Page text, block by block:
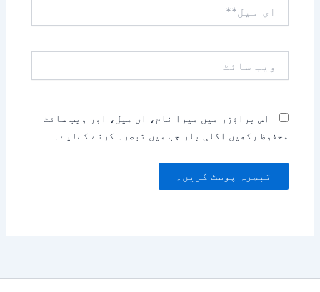
میل**
سائٹ
اس براؤزر میں میرا نام، ای میل، اور ویب سائٹ
محفوظ رکھیں اگلی بار جب میں تبصرہ کرنے کےلیے۔